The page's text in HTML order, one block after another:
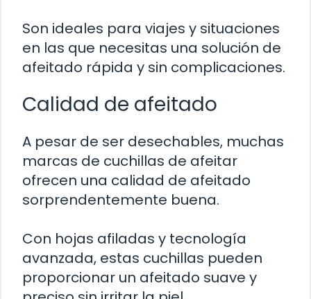
Son ideales para viajes y situaciones
en las que necesitas una solución de
afeitado rápida y sin complicaciones.
Calidad de afeitado
A pesar de ser desechables, muchas
marcas de cuchillas de afeitar
ofrecen una calidad de afeitado
sorprendentemente buena.
Con hojas afiladas y tecnología
avanzada, estas cuchillas pueden
proporcionar un afeitado suave y